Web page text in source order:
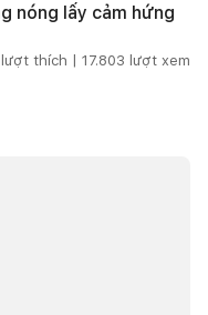
nóng lấy cảm hứng
lượt thích | 17.803 lượt xem